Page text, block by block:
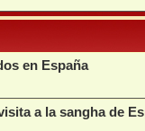
en España
a la sangha de